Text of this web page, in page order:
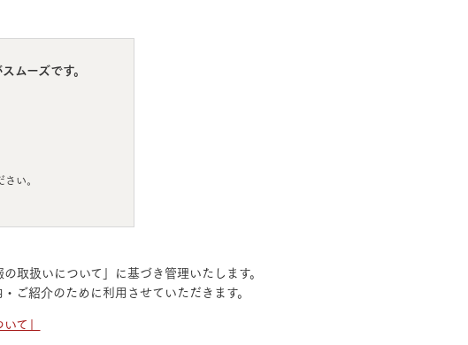
ノロジー
ムーズです。
い。
取扱いについて」に基づき管理いたします。
ご紹介のために利用させていただきます。
て」